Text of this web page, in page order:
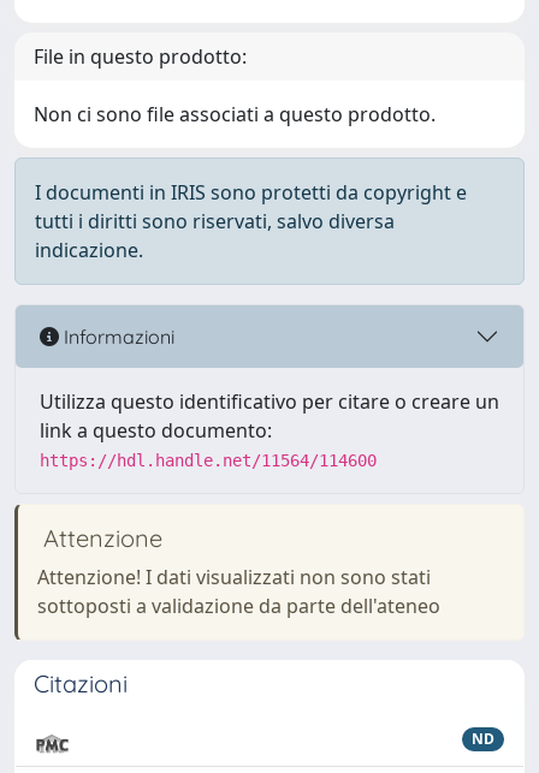
File in questo prodotto:
Non ci sono file associati a questo prodotto.
I documenti in IRIS sono protetti da copyright e
tutti i diritti sono riservati, salvo diversa
indicazione.
Informazioni
Utilizza questo identificativo per citare o creare un
link a questo documento:
https://hdl.handle.net/11564/114600
Attenzione
Attenzione! I dati visualizzati non sono stati
sottoposti a validazione da parte dell'ateneo
Citazioni
ND